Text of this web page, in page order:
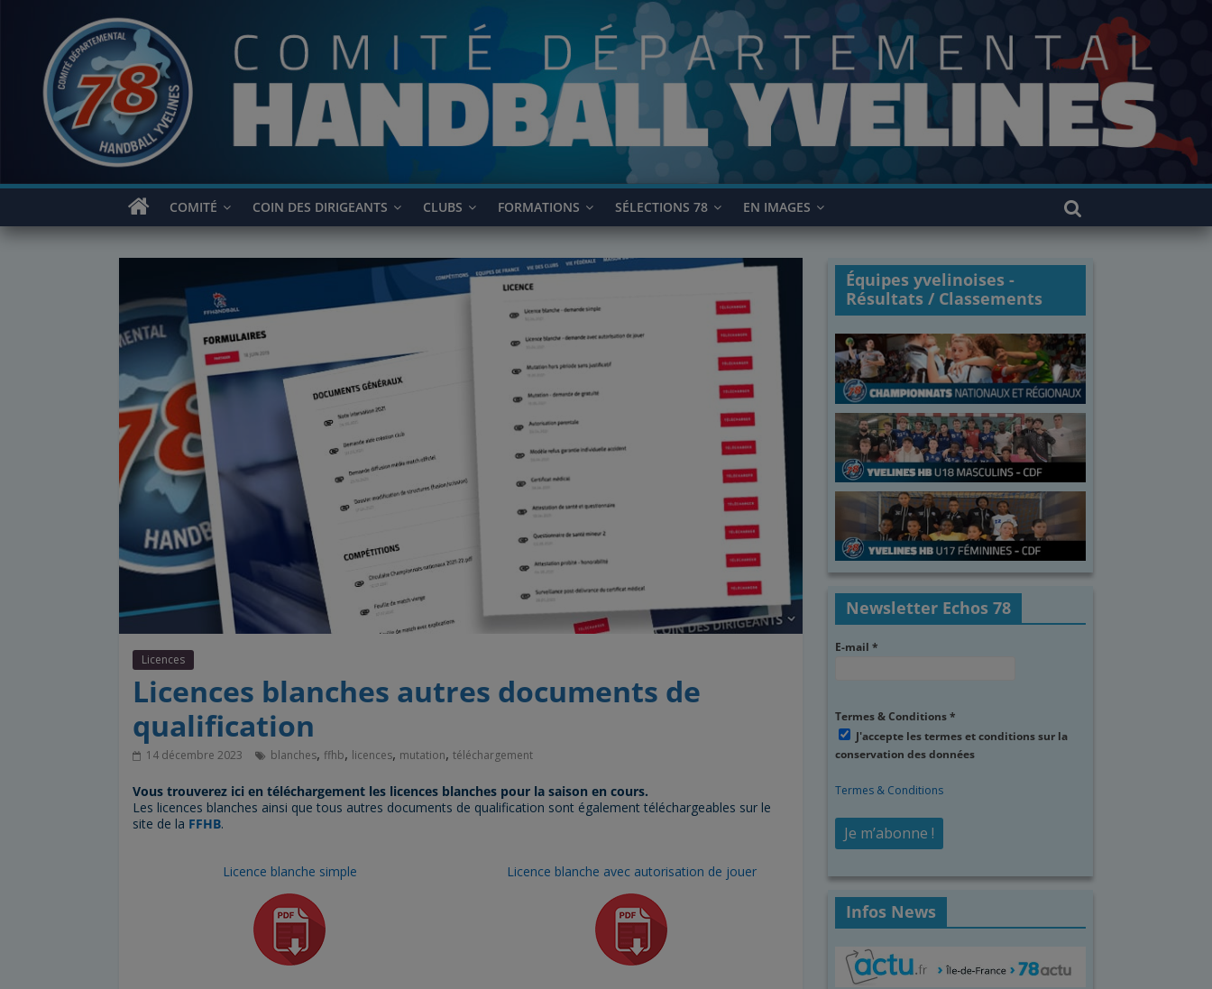
contenu
COMITÉ COIN DES DIRIGEANTS CLUBS FORMATIONS SÉLECTIONS 78 EN IMAGES
Licences
Licences blanches autres documents de
qualification
14 décembre 2023 blanches, ffhb, licences, mutation, téléchargement
Vous trouverez ici en téléchargement les licences blanches pour la saison en cours.
Les licences blanches ainsi que tous autres documents de qualification sont également téléchargeables sur le
site de la FFHB.
Licence blanche simple Licence blanche avec autorisation de jouer
Équipes yvelinoises -
Résultats / Classements
Newsletter Echos 78
E-mail*
Termes & Conditions*
J'accepte les termes et conditions sur la
conservation des données
Termes & Conditions
Infos News